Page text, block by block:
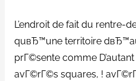
L’endroit de fait du rentre-
quвЂ™une territoire
prГ©sente comme
avГ©rГ©s squares, !